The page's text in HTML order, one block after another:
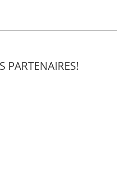
PARTENAIRES!